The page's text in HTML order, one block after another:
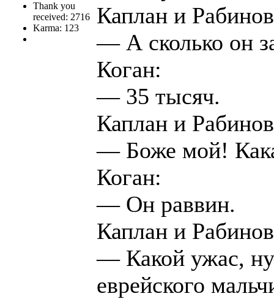
Thank you
received: 2716
Karma: 123
Каплан и
— А сколько он
Коган:
— 35 тысяч.
Каплан и
— Боже мой!
Коган:
— Он раввин.
Каплан и
— Какой ужас, ну
еврейского